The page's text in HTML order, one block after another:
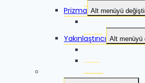
Prizma Alt menüyü
Yakınlaştırıcı Alt menüyü
Mago